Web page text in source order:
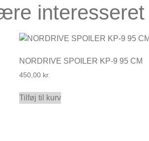
NORDRIVE SPOILER KP-9 95 CM
450,00 kr.
Tilføj til kurv